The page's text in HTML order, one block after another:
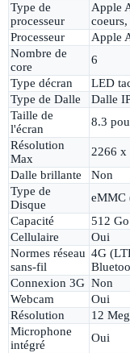
Type de
processeur
Apple
Processeur
Apple
Nombre de
core
6
Type décran
LED
Type de Dalle
Dalle
Taille de
l'écran
8.3
Résolution
Max
2266 x
Dalle brillante
Non
Type de
Disque
eMMC
Capacité
512 Go
Cellulaire
Oui
Normes réseau
sans-fil
4G
Connexion 3G Non
Webcam
Oui
Résolution
12
Microphone
intégré
Oui